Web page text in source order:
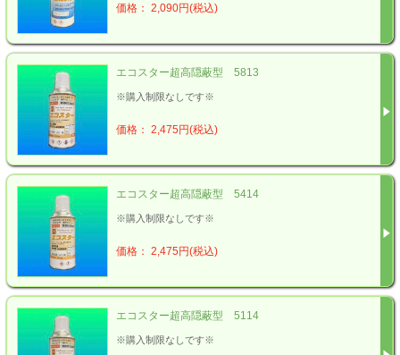
価格： 2,090円(税込)
エコスター超高隠蔽型 5813
※購入制限なしです※
価格： 2,475円(税込)
エコスター超高隠蔽型 5414
※購入制限なしです※
価格： 2,475円(税込)
エコスター超高隠蔽型 5114
※購入制限なしです※